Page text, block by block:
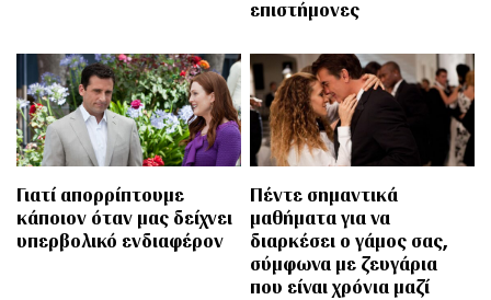
επιστήμονες
Γιατί απορρίπτουμε
κάποιον όταν μας δείχνει
υπερβολικό ενδιαφέρον
Πέντε σημαντικά
μαθήματα για να
διαρκέσει ο γάμος σας,
σύμφωνα με ζευγάρια
που είναι χρόνια μαζί